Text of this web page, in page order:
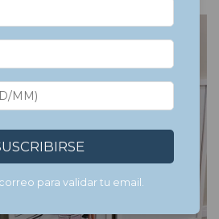
para validar tu email.